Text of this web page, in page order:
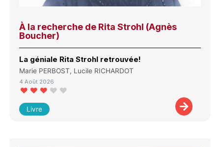
À la recherche de Rita Strohl (Agnès
Boucher)
La géniale Rita Strohl retrouvée!
Marie PERBOST, Lucile RICHARDOT
4 Août 2026
Livre